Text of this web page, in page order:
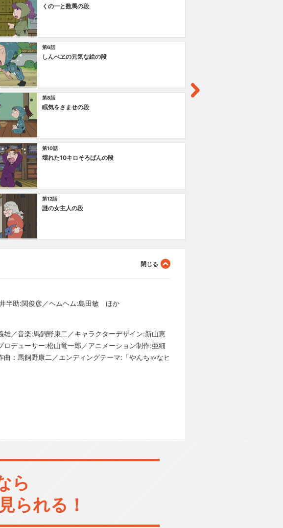
くの一と数馬の段
第6話
しんべヱの元気な絵の段
第8話
眠気をさませの段
第10話
壊れた10キロそろばんの段
第12話
謎の女主人の段
半助:関俊彦／ヘムヘム:島田敏 ほか
／音楽:馬飼野康二／キャラクターデザイン:新山恵
デューサー:松山竜一郎／アニメーション制作:亜細
：馬飼野康二／エンディングテーマ:「やんちゃなヒ
ら
られる！